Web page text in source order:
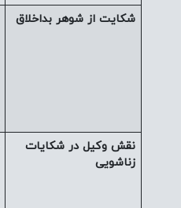
شکایت از شوهر بداخلاق
نقش وکیل در شکایات
زناشویی